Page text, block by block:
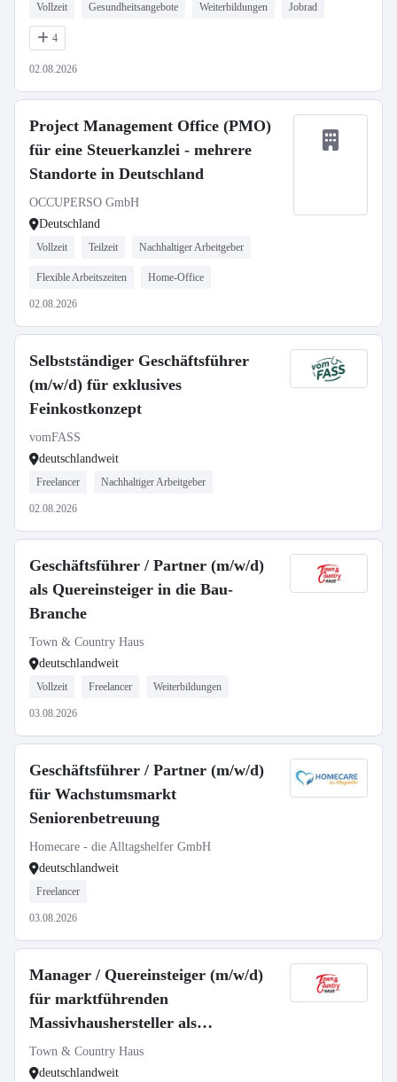
Vollzeit Gesundheitsangebote Weiterbildungen Jobrad
4
02.08.2026
Project Management Office (PMO)
für eine Steuerkanzlei - mehrere
Standorte in Deutschland
OCCUPERSO GmbH
Deutschland
Vollzeit Teilzeit Nachhaltiger Arbeitgeber
Flexible Arbeitszeiten Home-Office
02.08.2026
Selbstständiger Geschäftsführer
(m/w/d) für exklusives
Feinkostkonzept
vomFASS
deutschlandweit
Freelancer Nachhaltiger Arbeitgeber
02.08.2026
Geschäftsführer / Partner (m/w/d)
als Quereinsteiger in die Bau-
Branche
Town & Country Haus
deutschlandweit
Vollzeit Freelancer Weiterbildungen
03.08.2026
Geschäftsführer / Partner (m/w/d)
für Wachstumsmarkt
Seniorenbetreuung
Homecare - die Alltagshelfer GmbH
deutschlandweit
Freelancer
03.08.2026
Manager / Quereinsteiger (m/w/d)
für marktführenden
Massivhaushersteller als
selbstständiger Gebietsleiter
Town & Country Haus
deutschlandweit